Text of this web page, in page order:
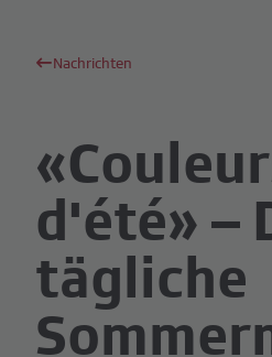
Nachrichten
d'été» –
tägliche